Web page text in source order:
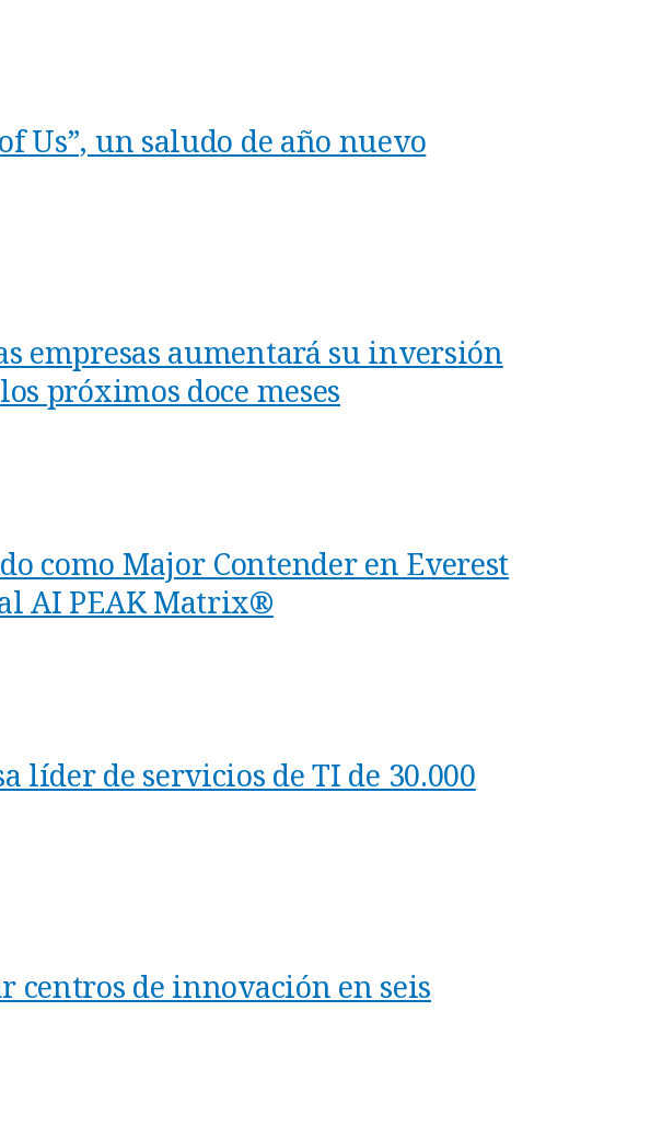
Us”, un saludo de año nuevo
empresas aumentará su inversión
próximos doce meses
como Major Contender en Everest
AI PEAK Matrix®
líder de servicios de TI de 30.000
centros de innovación en seis